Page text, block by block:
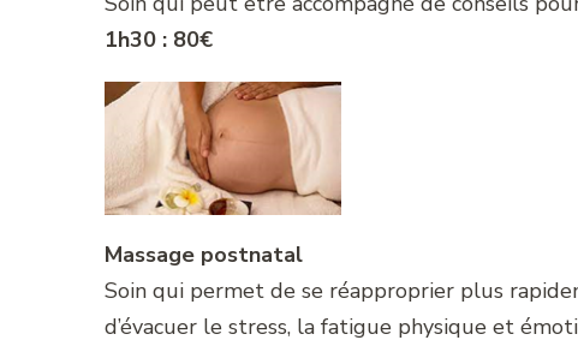
1h30 : 80€
Massage postnatal
Soin qui permet de se réapproprier plus
d’évacuer le stress, la fatigue physique et